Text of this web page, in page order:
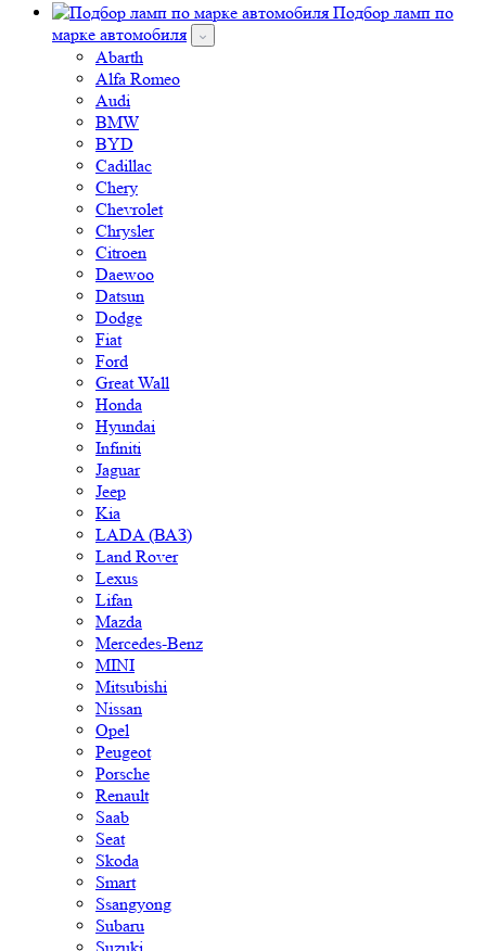
Подбор ламп по
марке автомобиля
Abarth
Alfa Romeo
Audi
BMW
BYD
Cadillac
Chery
Chevrolet
Chrysler
Citroen
Daewoo
Datsun
Dodge
Fiat
Ford
Great Wall
Honda
Hyundai
Infiniti
Jaguar
Jeep
Kia
LADA (ВАЗ)
Land Rover
Lexus
Lifan
Mazda
Mercedes-Benz
MINI
Mitsubishi
Nissan
Opel
Peugeot
Porsche
Renault
Saab
Seat
Skoda
Smart
Ssangyong
Subaru